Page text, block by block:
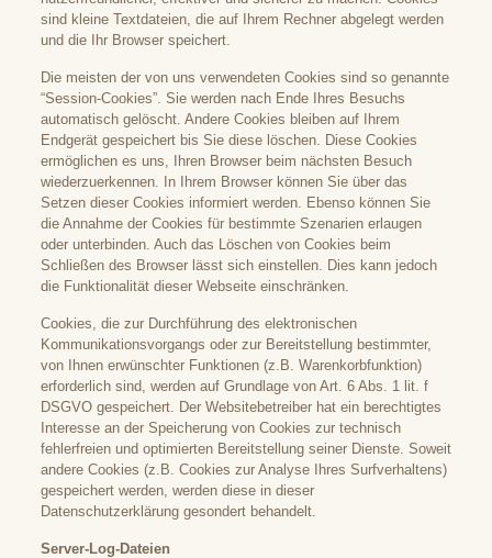
sind kleine Textdateien, die auf Ihrem Rechner abgelegt werden
und die Ihr Browser speichert.
Die meisten der von uns verwendeten Cookies sind so genannte
“Session-Cookies”. Sie werden nach Ende Ihres Besuchs
automatisch gelöscht. Andere Cookies bleiben auf Ihrem
Endgerät gespeichert bis Sie diese löschen. Diese Cookies
ermöglichen es uns, Ihren Browser beim nächsten Besuch
wiederzuerkennen. In Ihrem Browser können Sie über das
Setzen dieser Cookies informiert werden. Ebenso können Sie
die Annahme der Cookies für bestimmte Szenarien erlaugen
oder unterbinden. Auch das Löschen von Cookies beim
Schließen des Browser lässt sich einstellen. Dies kann jedoch
die Funktionalität dieser Webseite einschränken.
Cookies, die zur Durchführung des elektronischen
Kommunikationsvorgangs oder zur Bereitstellung bestimmter,
von Ihnen erwünschter Funktionen (z.B. Warenkorbfunktion)
erforderlich sind, werden auf Grundlage von Art. 6 Abs. 1 lit. f
DSGVO gespeichert. Der Websitebetreiber hat ein berechtigtes
Interesse an der Speicherung von Cookies zur technisch
fehlerfreien und optimierten Bereitstellung seiner Dienste. Soweit
andere Cookies (z.B. Cookies zur Analyse Ihres Surfverhaltens)
gespeichert werden, werden diese in dieser
Datenschutzerklärung gesondert behandelt.
Server-Log-Dateien